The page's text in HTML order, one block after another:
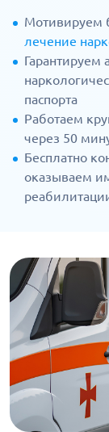
Мотивируем
лечение
Гарантируем
паспорта
Работаем
через 50
Бесплатно
оказываем